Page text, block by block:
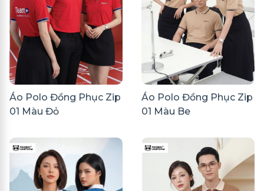
Áo Polo Đồng Phục Zip
01 Màu Đỏ
Áo Polo Đồng Phục Zip
01 Màu Be